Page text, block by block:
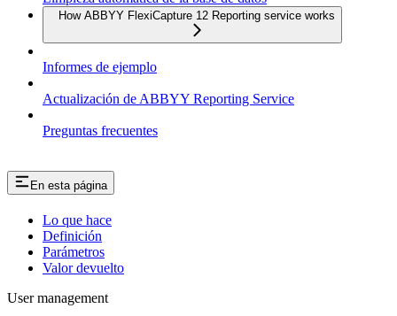
How ABBYY FlexiCapture 12 Reporting service works
Informes de ejemplo
Actualización de ABBYY Reporting Service
Preguntas frecuentes
En esta página
Lo que hace
Definición
Parámetros
Valor devuelto
User management